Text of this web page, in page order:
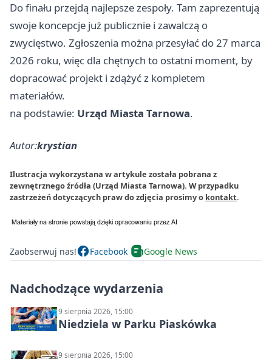
Do finału przejdą najlepsze zespoły. Tam zaprezentują
swoje koncepcje już publicznie i zawalczą o
zwycięstwo. Zgłoszenia można przesyłać do 27 marca
2026 roku, więc dla chętnych to ostatni moment, by
dopracować projekt i zdążyć z kompletem
materiałów.
na podstawie: Urząd Miasta Tarnowa.
Autor:krystian
Ilustracja wykorzystana w artykule została pobrana z
zewnętrznego źródła (Urząd Miasta Tarnowa). W przypadku
zastrzeżeń dotyczących praw do zdjęcia prosimy o kontakt.
Zaobserwuj nas! Facebook Google News
Nadchodzące wydarzenia
9 sierpnia 2026, 15:00
Niedziela w Parku Piaskówka
9 sierpnia 2026, 15:00